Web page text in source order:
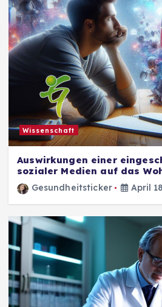
Wissenschaft
Auswirkungen einer
sozialer Medien auf das
Gesundheitsticker April